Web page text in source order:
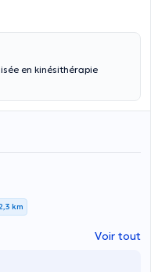
en kinésithérapie
km
Voir tout